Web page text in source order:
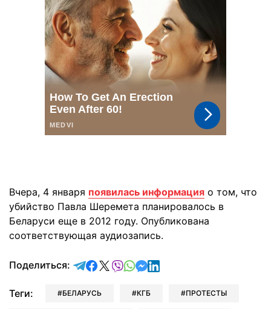
Вчера, 4 января появилась информация о том, что
убийство Павла Шеремета планировалось в
Беларуси еще в 2012 году. Опубликована
соответствующая аудиозапись.
Поделиться: отправить в Telegram
поделиться в Facebook
поделиться в X
отправить в Viber
отправить в Whatsapp
отправить в Messenger
отправить в LinkedIn
Теги: БЕЛАРУСЬ КГБ ПРОТЕСТЫ